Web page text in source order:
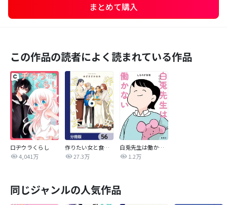
まとめて購入
この作品の読者によく読まれている作品
ロヂウラくらし
4,041万
作りたい女と食べたい女【分冊版】
27.3万
白兎先生は働かない【タテヨミ】
1.2万
同じジャンルの人気作品